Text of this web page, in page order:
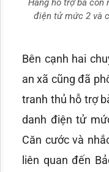
điện tử mức 2 và
Bên cạnh hai
an xã cũng đã
tranh thủ hỗ trợ
danh điện tử
Căn cước và
liên quan đến